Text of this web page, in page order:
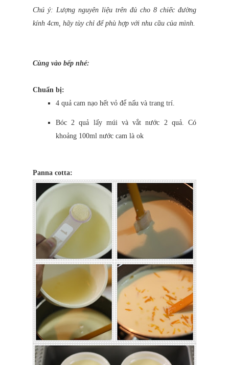
Chú ý: Lượng nguyên liệu trên đủ cho 8 chiếc đường
kính 4cm, hãy tùy chỉ để phù hợp với nhu cầu của mình.
Cùng vào bếp nhé:
Chuẩn bị:
4 quả cam nạo hết vỏ để nấu và trang trí.
Bóc 2 quả lấy múi và vắt nước 2 quả. Có
khoảng 100ml nước cam là ok
Panna cotta: